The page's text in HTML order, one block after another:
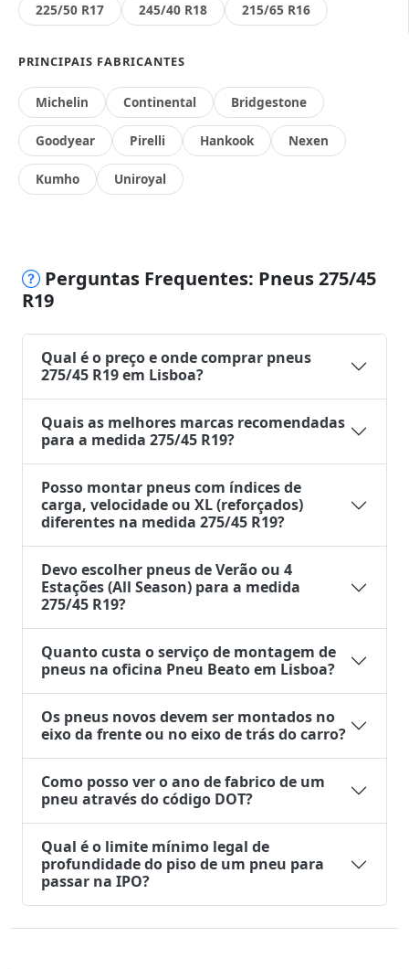
225/50 R17 245/40 R18 215/65 R16
PRINCIPAIS FABRICANTES
Michelin Continental Bridgestone
Goodyear Pirelli Hankook Nexen
Kumho Uniroyal
Perguntas Frequentes: Pneus 275/45
R19
Qual é o preço e onde comprar pneus
275/45 R19 em Lisboa?
Quais as melhores marcas recomendadas
para a medida 275/45 R19?
Posso montar pneus com índices de
carga, velocidade ou XL (reforçados)
diferentes na medida 275/45 R19?
Devo escolher pneus de Verão ou 4
Estações (All Season) para a medida
275/45 R19?
Quanto custa o serviço de montagem de
pneus na oficina Pneu Beato em Lisboa?
Os pneus novos devem ser montados no
eixo da frente ou no eixo de trás do carro?
Como posso ver o ano de fabrico de um
pneu através do código DOT?
Qual é o limite mínimo legal de
profundidade do piso de um pneu para
passar na IPO?